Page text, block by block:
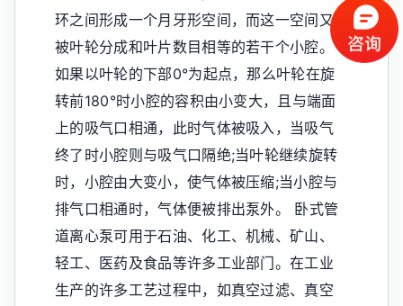
环之间形成一个月牙形空间，而这一空间又
被叶轮分成和叶片数目相等的若干个小腔。
如果以叶轮的下部0°为起点，那么叶轮在旋
转前180°时小腔的容积由小变大，且与端面
上的吸气口相通，此时气体被吸入，当吸气
终了时小腔则与吸气口隔绝;当叶轮继续旋转
时，小腔由大变小，使气体被压缩;当小腔与
排气口相通时，气体便被排出泵外。 卧式管
道离心泵可用于石油、化工、机械、矿山、
轻工、医药及食品等许多工业部门。在工业
生产的许多工艺过程中，如真空过滤、真空